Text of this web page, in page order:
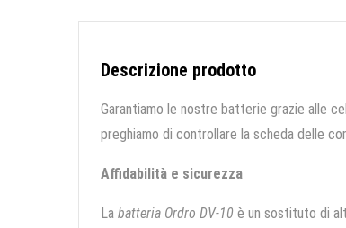
Descrizione prodotto
Garantiamo le nostre batterie grazie alle
preghiamo di controllare la scheda delle
Affidabilità e sicurezza
La batteria Ordro DV-10 è un sostituto di